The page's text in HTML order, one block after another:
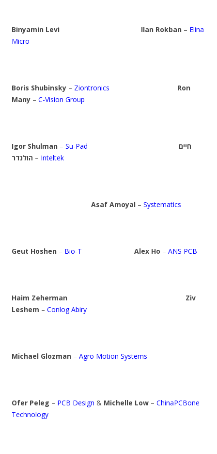
Binyamin Levi Ilan Rokban – Elina
Micro
Boris Shubinsky – Ziontronics
Ron
Many – C-Vision Group
Igor Shulman – Su-Pad
חיים
הולנדר – Inteltek
Asaf Amoyal – Systematics
Geut Hoshen – Bio-T Alex Ho – ANS PCB
Haim Zeherman
Ziv
Leshem – Conlog Abiry
Michael Glozman – Agro Motion Systems
Ofer Peleg – PCB Design & Michelle Low – ChinaPCBone
Technology